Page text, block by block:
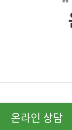
온라인 상담